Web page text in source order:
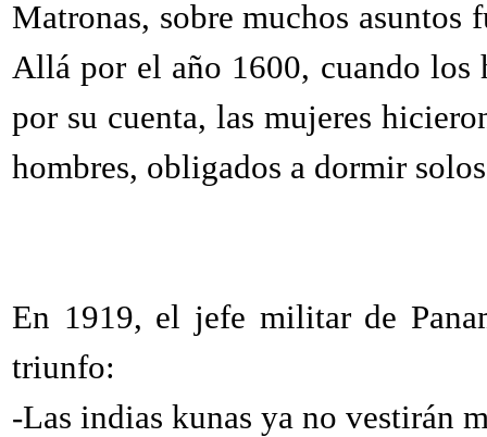
Matronas, sobre muchos asuntos
Allá por el año 1600, cuando los
por su cuenta, las mujeres
hombres, obligados a dormir
En 1919, el jefe militar de
triunfo:
-Las indias kunas ya no vestirán